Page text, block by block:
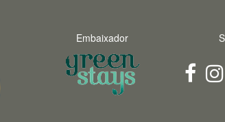
Embaixador